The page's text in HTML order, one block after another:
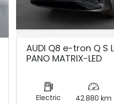
AUDI Q8 e-tron Q S
PANO MATRIX-LED
Electric 42.880 km